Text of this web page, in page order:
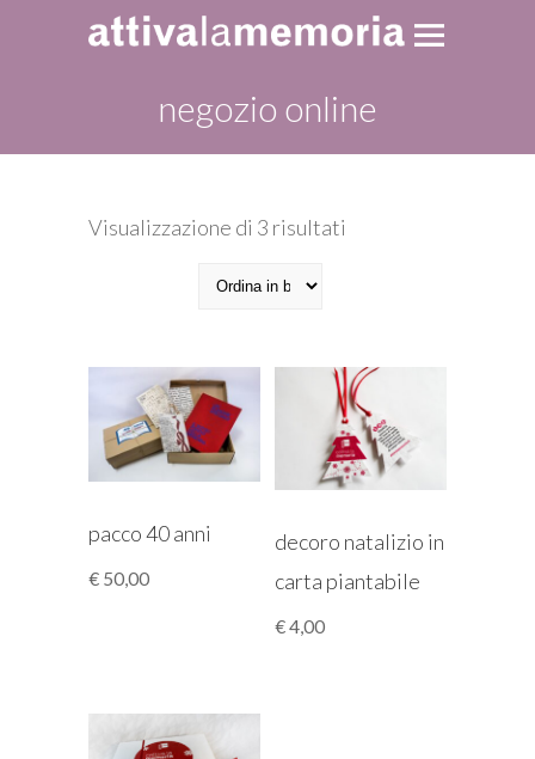
negozio online
Visualizzazione di 3 risultati
recente
pacco 40 anni
€ 50,00
decoro natalizio in
carta piantabile
€4,00